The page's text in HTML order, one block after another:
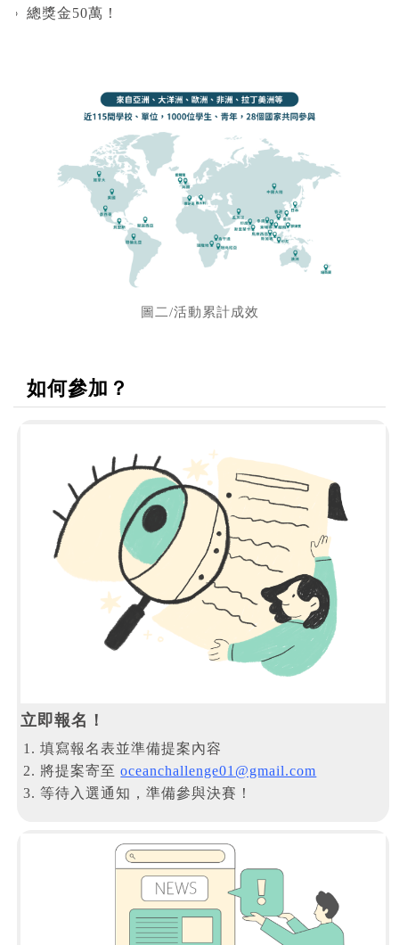
總獎金50萬！
圖二/活動累計成效
如何參加？
立即報名！
填寫報名表並準備提案內容
將提案寄至oceanchallenge01@gmail.com
等待入選通知，準備參與決賽！